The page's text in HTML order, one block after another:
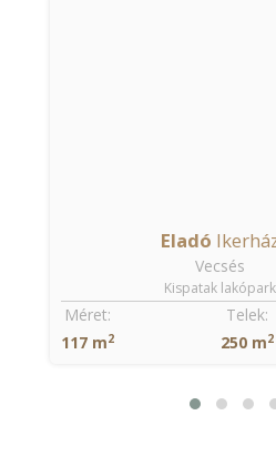
Eladó
Vecsés
Kispatak lakópark
Méret:
117 m2
Telek:
250 m2